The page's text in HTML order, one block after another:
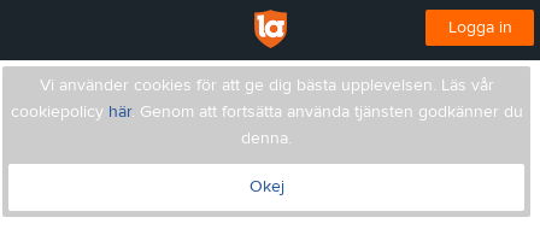
Logga in
Vi använder cookies för att ge dig bästa upplevelsen. Läs vår
cookiepolicy här. Genom att fortsätta använda tjänsten godkänner du
denna.
Okej